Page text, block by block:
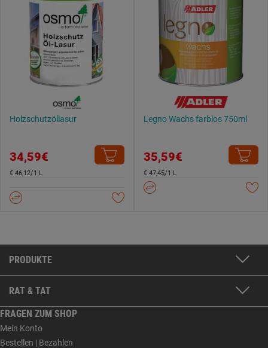
Holzschutzöllasur
34,59€
€ 46,12/1 L
Legno Wachs farblos 750ml
35,59€
€ 47,45/1 L
PRODUKTE
RAT & TAT
FRAGEN ZUM SHOP
Mein Konto
Bestellen | Bezahlen